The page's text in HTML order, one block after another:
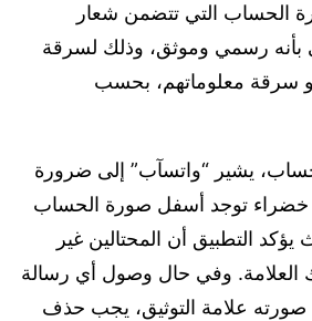
الحساب التي تتضمن شعار
بأنه رسمي وموثق، وذلك لسرقة
سرقة معلوماتهم، بحسب
يشير “واتسآب” إلى ضرورة
خضراء توجد أسفل صورة الحساب
التطبيق أن المحتالين غير
العلامة. وفي حال وصول أي رسالة
علامة التوثيق، يجب حذف